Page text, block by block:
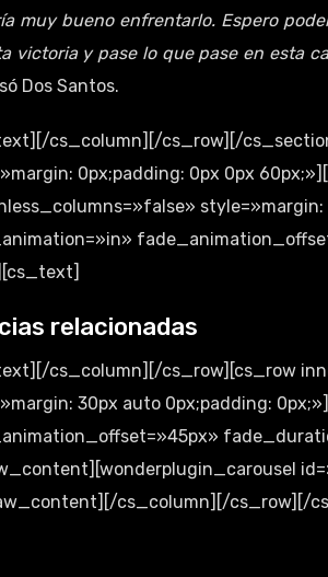
muy bueno enfrentarlo. Espero
victoria y pase lo que pase en esta
Dos Santos.
cs_column][/cs_row][/
0px;padding: 0px 0px
relacionadas
cs_column][/cs_row][cs_row
30px auto 0px;padding:
cs_column][/cs_row][/